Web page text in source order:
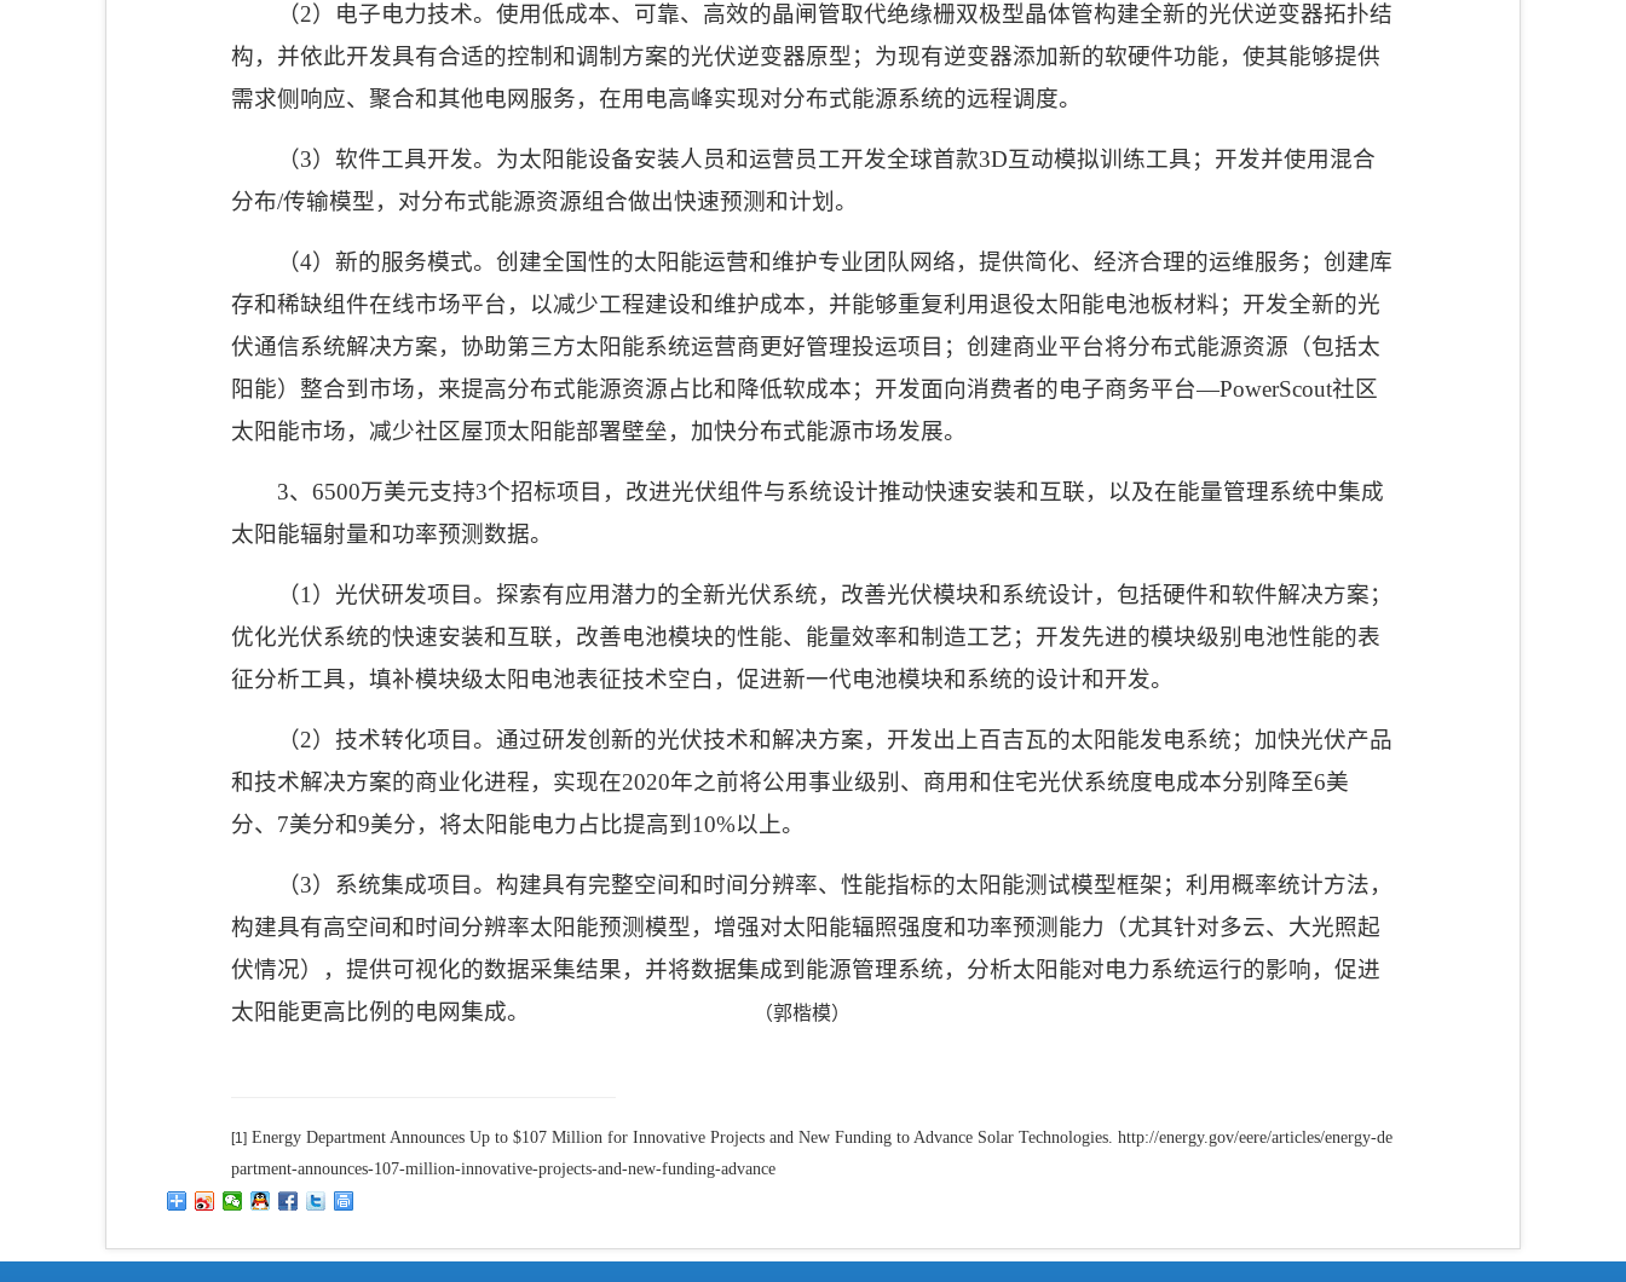
（2）电子电力技术。使用低成本、可靠、高效的晶闸管取代绝缘栅双极型晶体管构建全新的光伏逆变器拓扑结
构，并依此开发具有合适的控制和调制方案的光伏逆变器原型；为现有逆变器添加新的软硬件功能，使其能够提供
需求侧响应、聚合和其他电网服务，在用电高峰实现对分布式能源系统的远程调度。
（3）软件工具开发。为太阳能设备安装人员和运营员工开发全球首款3D互动模拟训练工具；开发并使用混合
分布/传输模型，对分布式能源资源组合做出快速预测和计划。
（4）新的服务模式。创建全国性的太阳能运营和维护专业团队网络，提供简化、经济合理的运维服务；创建库
存和稀缺组件在线市场平台，以减少工程建设和维护成本，并能够重复利用退役太阳能电池板材料；开发全新的光
伏通信系统解决方案，协助第三方太阳能系统运营商更好管理投运项目；创建商业平台将分布式能源资源（包括太
阳能）整合到市场，来提高分布式能源资源占比和降低软成本；开发面向消费者的电子商务平台—PowerScout社区
太阳能市场，减少社区屋顶太阳能部署壁垒，加快分布式能源市场发展。
3、 6500万美元支持3个招标项目，改进光伏组件与系统设计推动快速安装和互联，以及在能量管理系统中集成
太阳能辐射量和功率预测数据。
（1 ）光伏研发项目。探索有应用潜力的全新光伏系统，改善光伏模块和系统设计，包括硬件和软件解决方案；
优化光伏系统的快速安装和互联，改善电池模块的性能、能量效率和制造工艺；开发先进的模块级别电池性能的表
征分析工具，填补模块级太阳电池表征技术空白，促进新一代电池模块和系统的设计和开发。
（2）技术转化项目。通过研发创新的光伏技术和解决方案，开发出上百吉瓦的太阳能发电系统；加快光伏产品
和技术解决方案的商业化进程，实现在2020年之前将公用事业级别、商用和住宅光伏系统度电成本分别降至6美
分、 7美分和9美分，将太阳能电力占比提高到 10%以上。
（3）系统集成项目。构建具有完整空间和时间分辨率、性能指标的太阳能测试模型框架；利用概率统计方法，
构建具有高空间和时间分辨率太阳能预测模型，增强对太阳能辐照强度和功率预测能力（尤其针对多云、大光照起
伏情况），提供可视化的数据采集结果，并将数据集成到能源管理系统，分析太阳能对电力系统运行的影响，促进
太阳能更高比例的电网集成。
（郭楷模）
[1] Energy Department Announces Up to $107 Million for Innovative Projects and New Funding to Advance Solar Technologies. http://energy.gov/eere/articles/energy-de
partment-announces-107-million-innovative-projects-and-new-funding-advance